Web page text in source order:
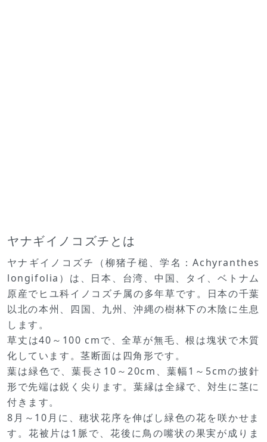
ヤナギイノコズチとは
ヤナギイノコズチ（柳猪子槌、学名：Achyranthes
longifolia）は、日本、台湾、中国、タイ、ベトナム
原産でヒユ科イノコズチ属の多年草です。日本の千葉
以北の本州、四国、九州、沖縄の樹林下の木陰に生息
します。
草丈は40～100 cmで、全草が無毛、根は塊状で木質
化しています。茎断面は四角形です。
葉は緑色で、葉長さ10～20cm、葉幅1～5cmの披針
形で先端は鋭く尖ります。葉縁は全縁で、対生に茎に
付きます。
8月～10月に、穂状花序を伸ばし緑色の花を咲かせま
す。花被片は1脈で、花後に鳥の嘴状の果実が成りま